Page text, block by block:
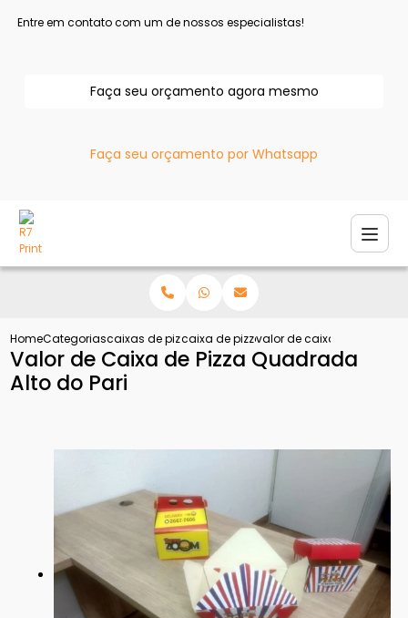
Entre em contato com um de nossos especialistas!
Faça seu orçamento agora mesmo
Faça seu orçamento por Whatsapp
HomeCategoriascaixas de pizzacaixa de pizza personalizada
valor de caixa de pizza
Valor de Caixa de Pizza Quadrada
Alto do Pari